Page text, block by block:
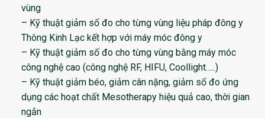
vùng
– Kỹ thuật giảm số đo cho từng vùng liệu pháp đông y
Thông Kinh Lạc kết hợp với máy móc đông y
– Kỹ thuật giảm số đo cho từng vùng bằng máy móc
công nghệ cao (công nghệ RF, HIFU, Coollight…..)
– Kỹ thuật giảm béo, giảm cân nặng, giảm số đo ứng
dụng các hoạt chất Mesotherapy hiệu quả cao, thời gian
ngắn